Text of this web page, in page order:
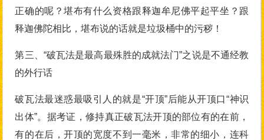
正确的呢？堪布有什么资格跟释迦牟尼佛平起平坐？跟
释迦佛陀相比，堪布说的话就是垃圾桶中的污秽！
第三、“破瓦法是最高最殊胜的成就法门”之说是不通经教
的外行话
破瓦法最迷惑最吸引人的就是“开顶”后能从开顶口“神识
出体”。据考证，修持真正破瓦法开顶的部位有的在前，
有的在后，开顶的宽度不到一毫米，非常的细小，连科